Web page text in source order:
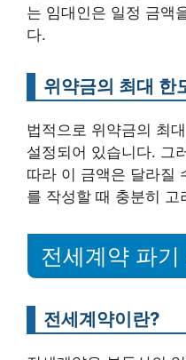
는 임대인은 일정 금액
다.
위약금의 최대 한
법적으로 위약금의 최
설정되어 있습니다. 그
따라 이 금액은 달라질
를 작성할 때 충분히 고
전세계약 파기
전세계약이란?